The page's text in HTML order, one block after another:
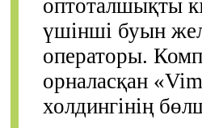
оптоталшықты
үшінші буын
операторы.
орналасқан
холдингінің